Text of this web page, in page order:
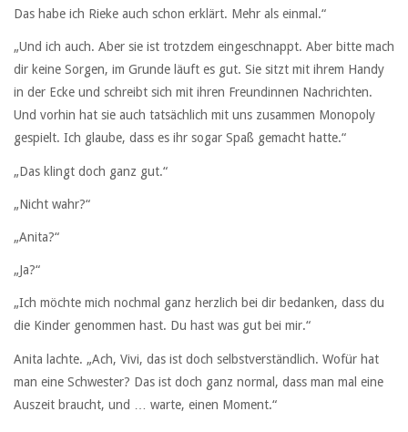
Das habe ich Rieke auch schon erklärt. Mehr als einmal.“
„Und ich auch. Aber sie ist trotzdem eingeschnappt. Aber bitte mach
dir keine Sorgen, im Grunde läuft es gut. Sie sitzt mit ihrem Handy
in der Ecke und schreibt sich mit ihren Freundinnen Nachrichten.
Und vorhin hat sie auch tatsächlich mit uns zusammen Monopoly
gespielt. Ich glaube, dass es ihr sogar Spaß gemacht hatte.“
„Das klingt doch ganz gut.“
„Nicht wahr?“
„Anita?“
„Ja?“
„Ich möchte mich nochmal ganz herzlich bei dir bedanken, dass du
die Kinder genommen hast. Du hast was gut bei mir.“
Anita lachte. „Ach, Vivi, das ist doch selbstverständlich. Wofür hat
man eine Schwester? Das ist doch ganz normal, dass man mal eine
Auszeit braucht, und … warte, einen Moment.“